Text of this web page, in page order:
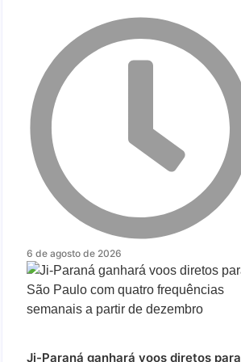
6 de agosto de 2026
Ji-Paraná ganhará voos diretos para